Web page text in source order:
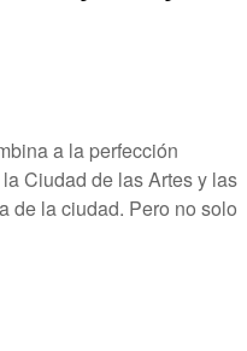
a la perfección
Ciudad de las Artes y las
de la ciudad. Pero no solo